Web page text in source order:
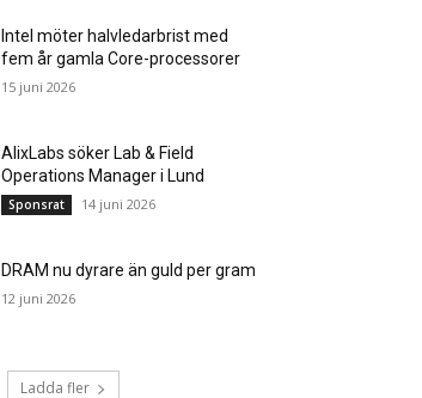
Intel möter halvledarbrist med
fem år gamla Core-processorer
15 juni 2026
AlixLabs söker Lab & Field
Operations Manager i Lund
Sponsrat 14 juni 2026
DRAM nu dyrare än guld per gram
12 juni 2026
Ladda fler